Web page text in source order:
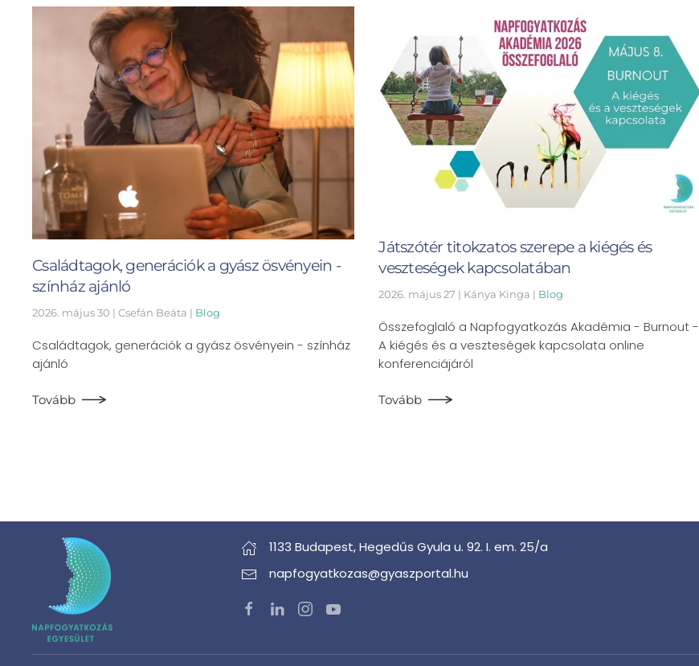
Családtagok, generációk a gyász ösvényein -
színház ajánló
2026. május 30 | Csefán Beáta | Blog
Családtagok, generációk a gyász ösvényein - színház
ajánló
Tovább
Játszótér titokzatos szerepe a kiégés és
veszteségek kapcsolatában
2026. május 27 | Kánya Kinga | Blog
Összefoglaló a Napfogyatkozás Akadémia - Burnout -
A kiégés és a veszteségek kapcsolata online
konferenciájáról
Tovább
1133 Budapest,Hegedűs Gyula u. 92. I. em. 25/a
napfogyatkozas@gyaszportal.hu